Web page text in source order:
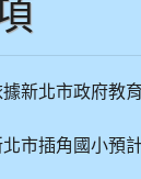
新北市政府教
市插角國小預